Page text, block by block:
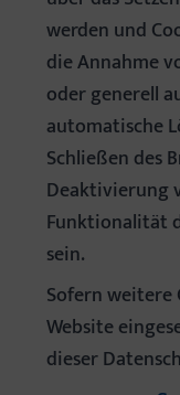
werden und
die Annahme
oder generell
automatische
Schließen des
Deaktivierung
Funktionalität
sein.
Sofern weitere
Website
dieser